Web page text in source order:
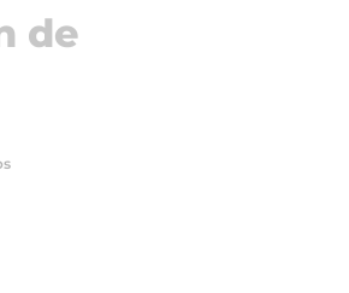
de